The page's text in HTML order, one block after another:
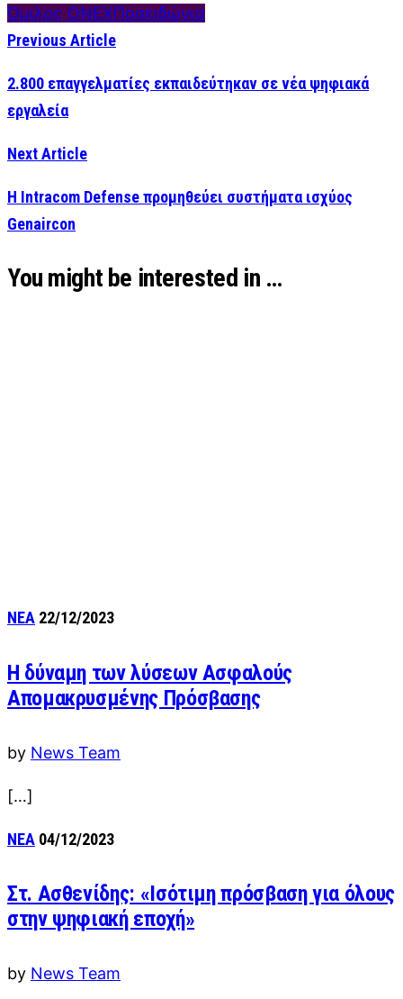
Όμιλος ΟΝΕΧΠοσειδώνια
Previous Article
2.800 επαγγελματίες εκπαιδεύτηκαν σε νέα ψηφιακά
εργαλεία
Next Article
Η Intracom Defense προμηθεύει συστήματα ισχύος
Genaircon
You might be interested in …
ΝΕΑ 22/12/2023
Η δύναμη των λύσεων Ασφαλούς
Απομακρυσμένης Πρόσβασης
by News Team
[…]
ΝΕΑ 04/12/2023
Στ. Ασθενίδης: «Ισότιμη πρόσβαση για όλους
στην ψηφιακή εποχή»
by News Team